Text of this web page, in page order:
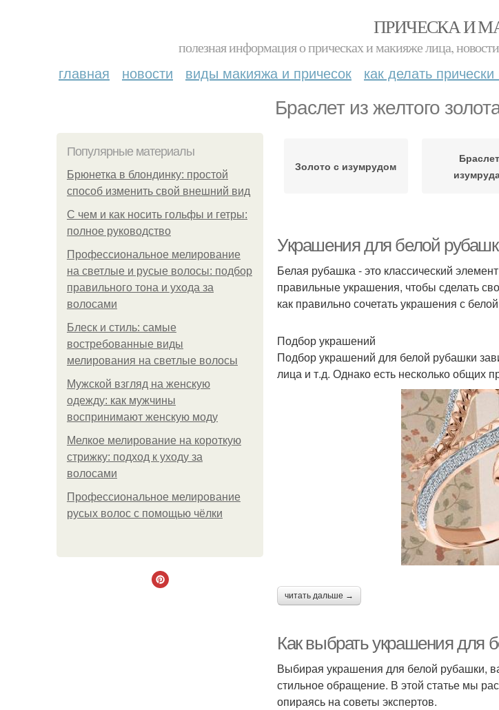
ПРИЧЕСКА И
полезная информация о прическах и макияже лица,
главная новости виды макияжа и причесок как делать
Браслет из желтого
Популярные материалы
Брюнетка в блондинку: простой
способ изменить свой внешний вид
С чем и как носить гольфы и гетры:
полное руководство
Профессиональное мелирование
на светлые и русые волосы: подбор
правильного тона и ухода за
волосами
Блеск и стиль: самые
востребованные виды
мелирования на светлые волосы
Мужской взгляд на женскую
одежду: как мужчины
воспринимают женскую моду
Мелкое мелирование на короткую
стрижку: подход к уходу за
волосами
Профессиональное мелирование
русых волос с помощью чёлки
Золото с изумрудом
Украшения для белой
Белая рубашка - это классический
правильные украшения, чтобы сделать
как правильно сочетать украшения с
Подбор украшений
Подбор украшений для белой рубашки
лица и т.д. Однако есть несколько общих
читать дальше →
Как выбрать украшения для
Выбирая украшения для белой рубашки,
стильное обращение. В этой статье мы
опираясь на советы экспертов.